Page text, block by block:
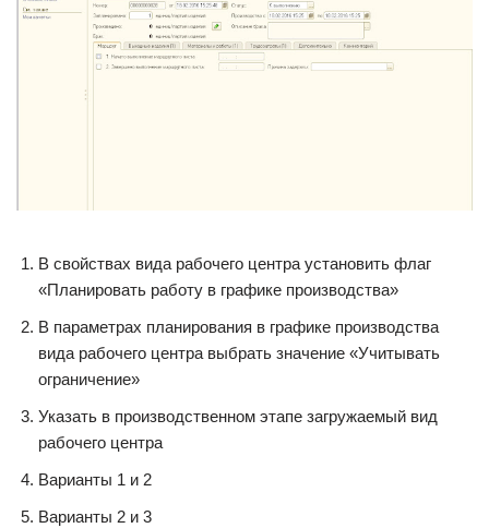
В свойствах вида рабочего центра установить флаг
«Планировать работу в графике производства»
В параметрах планирования в графике производства
вида рабочего центра выбрать значение «Учитывать
ограничение»
Указать в производственном этапе загружаемый вид
рабочего центра
Варианты 1 и 2
Варианты 2 и 3